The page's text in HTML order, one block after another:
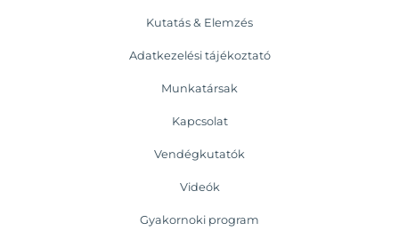
Kutatás & Elemzés
Adatkezelési tájékoztató
Munkatársak
Kapcsolat
Vendégkutatók
Videók
Gyakornoki program